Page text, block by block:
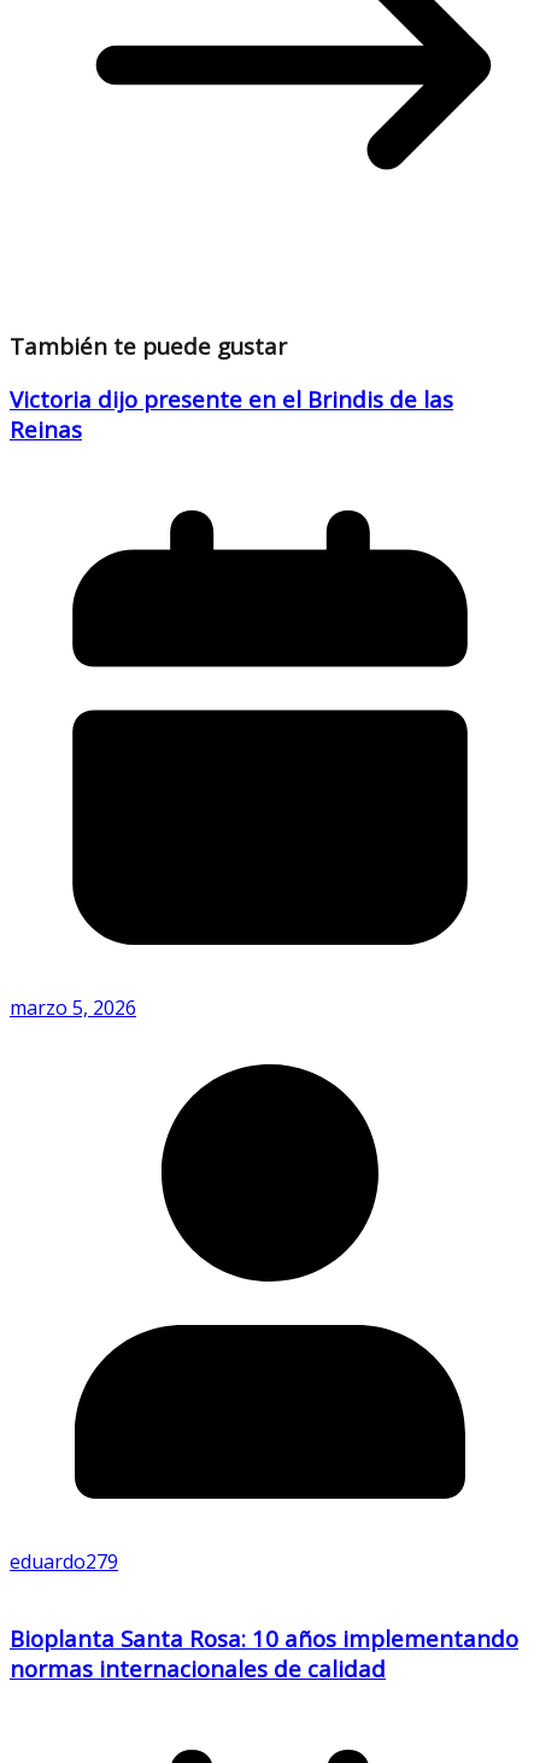
También te puede gustar
Victoria dijo presente en el Brindis de las
Reinas
marzo 5, 2026
eduardo279
Bioplanta Santa Rosa: 10 años implementando
normas internacionales de calidad